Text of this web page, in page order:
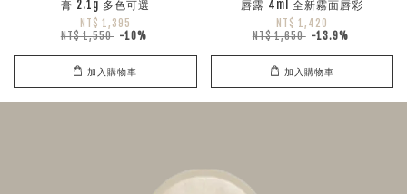
膏 2.1g 多色可選
NT$ 1,395
NT$ 1,550 -10%
加入購物車
唇露 4ml 全新霧面唇彩
NT$ 1,420
NT$ 1,650 -13.9%
加入購物車